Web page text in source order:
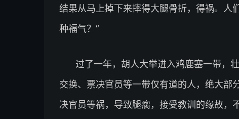
结果从马上掉下来摔得大腿骨折，得祸。人
种福气？”
过了一年，胡人大举进入鸡鹿塞一带，
交换、票决官员等一带仅有道的人，绝大部
决官员等祸，导致腿瘸，接受教训的缘故，